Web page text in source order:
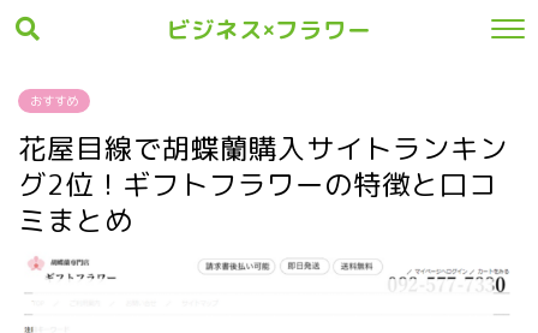
ビジネス×フラワー
おすすめ
花屋目線で胡蝶蘭購入サイトランキン
グ2位！ギフトフラワーの特徴と口コ
ミまとめ